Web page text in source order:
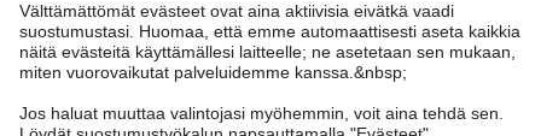
Tilaus
Ota yhteyttä
Hae myymälä
Kappahl Club
Jäsenyysehdot
Tietoa Kappahl Group
Kestävä kehitys
Ehdot & käytännöt